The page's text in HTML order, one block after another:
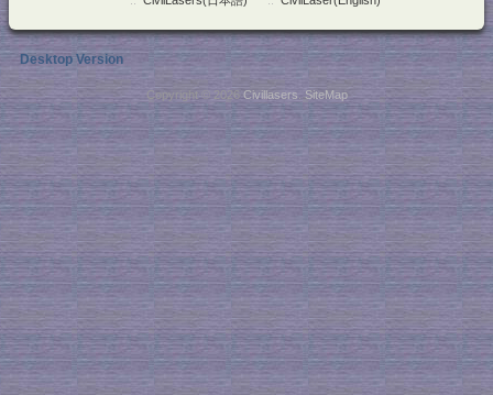
Desktop Version
Copyright © 2026 Civillasers SiteMap